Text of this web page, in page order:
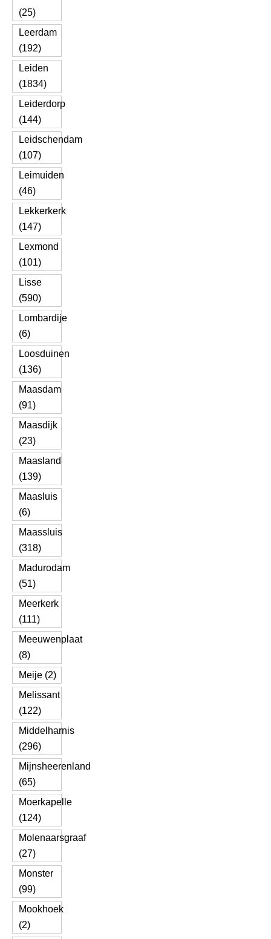
(25)
Leerdam
(192)
Leiden
(1834)
Leiderdorp
(144)
Leidschendam
(107)
Leimuiden
(46)
Lekkerkerk
(147)
Lexmond
(101)
Lisse
(590)
Lombardije
(6)
Loosduinen
(136)
Maasdam
(91)
Maasdijk
(23)
Maasland
(139)
Maasluis
(6)
Maassluis
(318)
Madurodam
(51)
Meerkerk
(111)
Meeuwenplaat
(8)
Meije (2)
Melissant
(122)
Middelharnis
(296)
Mijnsheerenland
(65)
Moerkapelle
(124)
Molenaarsgraaf
(27)
Monster
(99)
Mookhoek
(2)